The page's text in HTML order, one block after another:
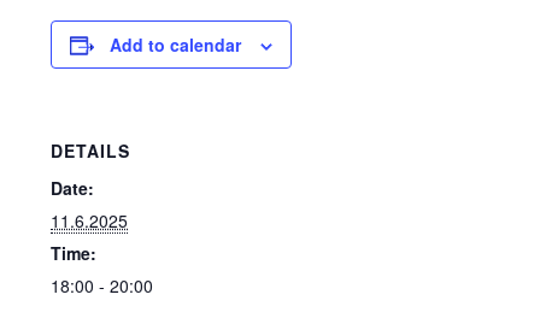
Add to calendar
DETAILS
Date:
11.6.2025
Time:
18:00 - 20:00